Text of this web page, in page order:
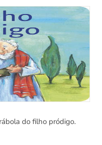
do filho pródigo.